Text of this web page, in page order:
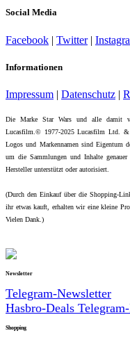
Social Media
Facebook | Twitter|
Informationen
Impressum | Datenschutz |
Die Marke Star Wars und alle damit
Lucasfilm.© 1977-2025 Lucasfilm Ltd.
Logos und Markennamen sind Eigentum
um die Sammlungen und Inhalte
Hersteller unterstützt oder autorisiert.
(Durch den Einkauf über die Shopping-
ihr etwas kauft, erhalten wir eine kleine
Vielen Dank.)
Newsletter
Telegram-Newsletter
Hasbro-Deals
Shopping